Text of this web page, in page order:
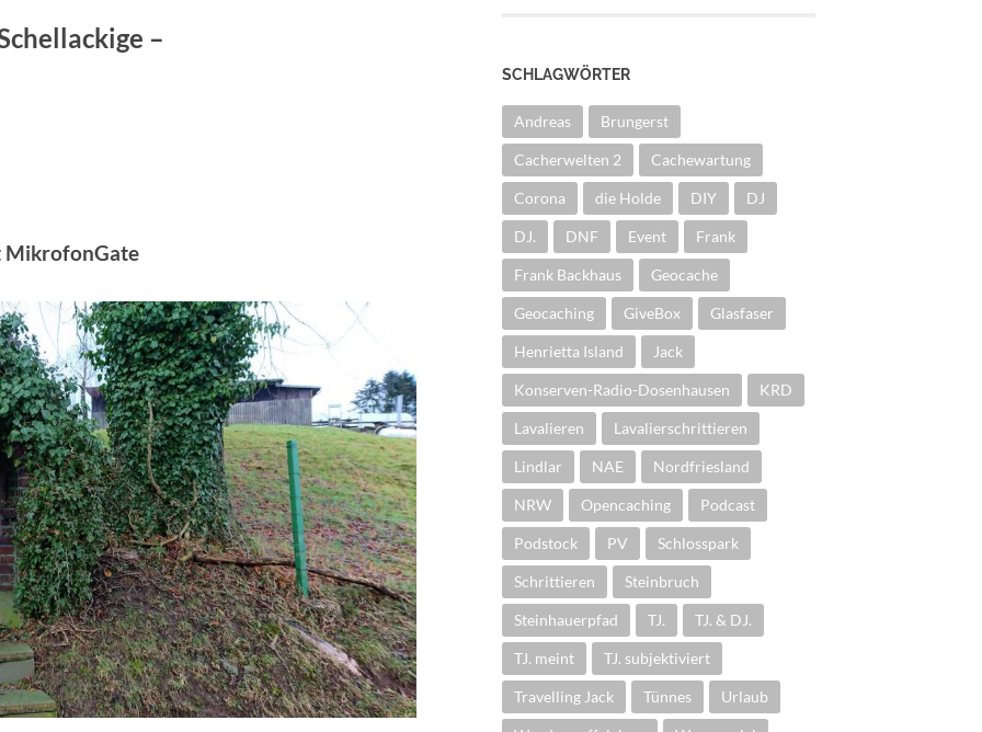
–
MikrofonGate
SCHLAGWÖRTER
Andreas Brungerst
Cacherwelten 2 Cachewartung
Corona die Holde DIY DJ
DJ. DNF Event Frank
Frank Backhaus Geocache
Geocaching GiveBox Glasfaser
Henrietta Island Jack
Konserven-Radio-Dosenhausen KRD
Lavalieren Lavalierschrittieren
Lindlar NAE Nordfriesland
NRW Opencaching Podcast
Podstock PV Schlosspark
Schrittieren Steinbruch
Steinhauerpfad TJ. TJ. & DJ.
TJ. meint TJ. subjektiviert
Travelling Jack Tünnes Urlaub